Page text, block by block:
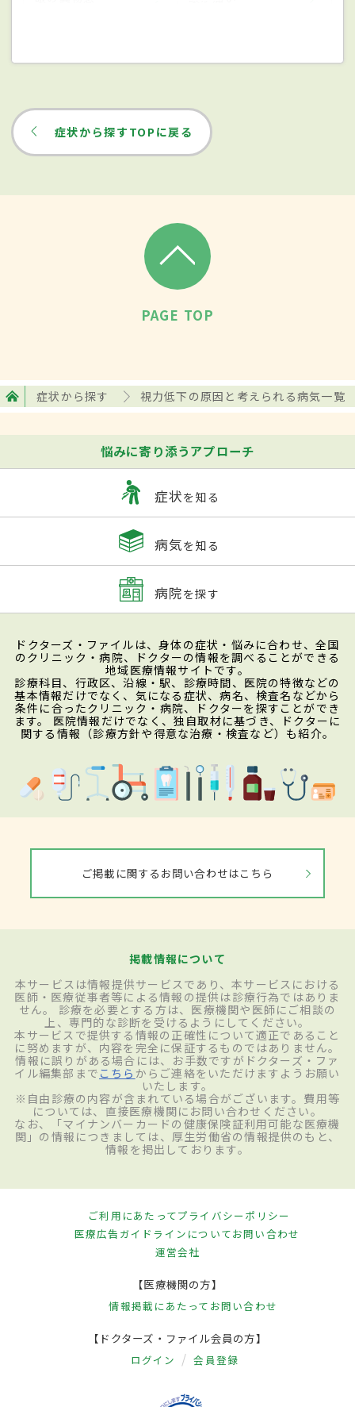
症状から探すTOPに戻る
PAGE TOP
症状から探す 視力低下の原因と考えられる病気一覧
悩みに寄り添うアプローチ
症状を知る
病気を知る
病院を探す
ドクターズ・ファイルは、身体の症状・悩みに合わせ、全国
のクリニック・病院、ドクターの情報を調べることができる
地域医療情報サイトです。
診療科目、行政区、沿線・駅、診療時間、医院の特徴などの
基本情報だけでなく、気になる症状、病名、検査名などから
条件に合ったクリニック・病院、ドクターを探すことができ
ます。 医院情報だけでなく、独自取材に基づき、ドクターに
関する情報（診療方針や得意な治療・検査など）も紹介。
ご掲載に関するお問い合わせはこちら
掲載情報について
本サービスは情報提供サービスであり、本サービスにおける
医師・医療従事者等による情報の提供は診療行為ではありま
せん。 診療を必要とする方は、医療機関や医師にご相談の
上、専門的な診断を受けるようにしてください。
本サービスで提供する情報の正確性について適正であること
に努めますが、内容を完全に保証するものではありません。
情報に誤りがある場合には、お手数ですがドクターズ・ファ
イル編集部まで こちら からご連絡をいただけますようお願い
いたします。
※自由診療の内容が含まれている場合がございます。費用等
については、直接医療機関にお問い合わせください。
なお、「マイナンバーカードの健康保険証利用可能な医療機
関」の情報につきましては、厚生労働省の情報提供のもと、
情報を掲出しております。
ご利用にあたってプライバシーポリシー
医療広告ガイドラインについてお問い合わせ
運営会社
【医療機関の方】
情報掲載にあたって お問い合わせ
【ドクターズ・ファイル会員の方】
ログイン 会員登録